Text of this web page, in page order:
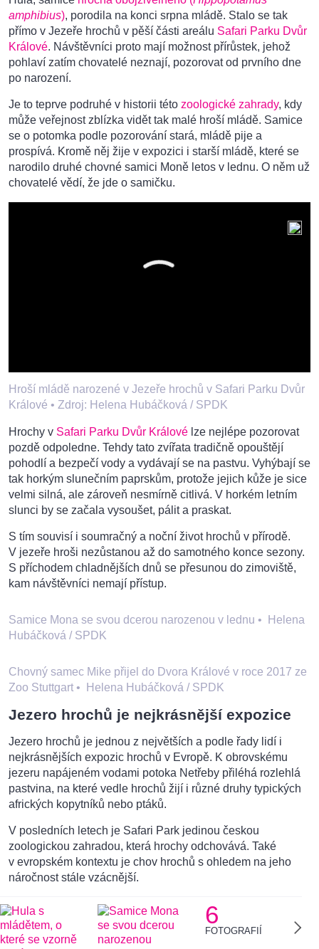
amphibius), porodila na konci srpna mládě. Stalo se tak
přímo v Jezeře hrochů v pěší části areálu Safari Parku Dvůr
Králové. Návštěvníci proto mají možnost přírůstek, jehož
pohlaví zatím chovatelé neznají, pozorovat od prvního dne
po narození.
Je to teprve podruhé v historii této zoologické zahrady, kdy
může veřejnost zblízka vidět tak malé hroší mládě. Samice
se o potomka podle pozorování stará, mládě pije a
prospívá. Kromě něj žije v expozici i starší mládě, které se
narodilo druhé chovné samici Moně letos v lednu. O něm už
chovatelé vědí, že jde o samičku.
Hroší mládě narozené v Jezeře hrochů v Safari Parku Dvůr
Králové • Zdroj: Helena Hubáčková / SPDK
Hrochy v Safari Parku Dvůr Králové lze nejlépe pozorovat
pozdě odpoledne. Tehdy tato zvířata tradičně opouštějí
pohodlí a bezpečí vody a vydávají se na pastvu. Vyhýbají se
tak horkým slunečním paprskům, protože jejich kůže je sice
velmi silná, ale zároveň nesmírně citlivá. V horkém letním
slunci by se začala vysoušet, pálit a praskat.
S tím souvisí i soumračný a noční život hrochů v přírodě.
V jezeře hroši nezůstanou až do samotného konce sezony.
S příchodem chladnějších dnů se přesunou do zimoviště,
kam návštěvníci nemají přístup.
Samice Mona se svou dcerou narozenou v lednu •
Helena
Hubáčková / SPDK
Chovný samec Mike přijel do Dvora Králové v roce 2017 ze
Zoo Stuttgart • Helena Hubáčková / SPDK
Jezero hrochů je nejkrásnější expozice
Jezero hrochů je jednou z největších a podle řady lidí i
nejkrásnějších expozic hrochů v Evropě. K obrovskému
jezeru napájeném vodami potoka Netřeby přiléhá rozlehlá
pastvina, na které vedle hrochů žijí i různé druhy typických
afrických kopytníků nebo ptáků.
V posledních letech je Safari Park jedinou českou
zoologickou zahradou, která hrochy odchovává. Také
v evropském kontextu je chov hrochů s ohledem na jeho
náročnost stále vzácnější.
6
FOTOGRAFIÍ